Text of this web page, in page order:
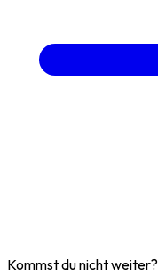
Kommst du nicht weiter?